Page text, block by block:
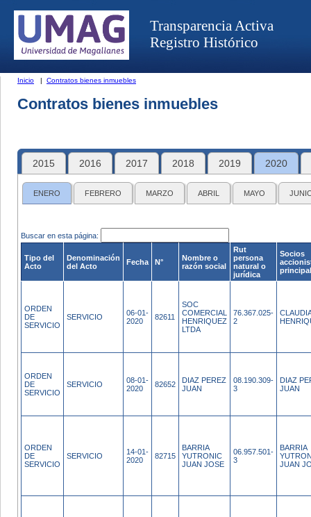
Transparencia Activa
Registro Histórico
Inicio | Contratos bienes inmuebles
Contratos bienes inmuebles
2015 2016 2017 2018 2019 2020
ENERO FEBRERO MARZO ABRIL MAYO
Buscar en esta página:
Tipo del
Acto
Denominación
del Acto
Fecha N°
Nombre o
razón social
Rut
persona
natural o
jurídica
Socios
ORDEN
DE
SERVICIO
SERVICIO
06-01-
2020
82611
SOC
COMERCIAL
HENRIQUEZ
LTDA
76.367.025-
2
ORDEN
DE
SERVICIO
SERVICIO
08-01-
2020
82652
DIAZ PEREZ
JUAN
08.190.309-
3
DIAZ
JUAN
ORDEN
DE
SERVICIO
SERVICIO
14-01-
2020
82715
BARRIA
YUTRONIC
JUAN JOSE
06.957.501-
3
BARRIA
JUAN